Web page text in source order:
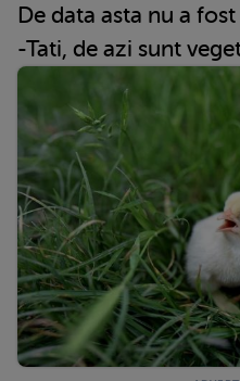
De data asta nu a
-Tati, de azi sunt